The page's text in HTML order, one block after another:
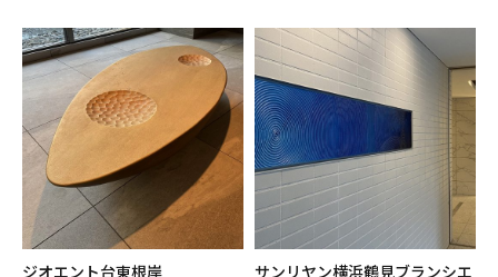
ジオエント台東根岸
サンリヤン横浜鶴見ブランシエ